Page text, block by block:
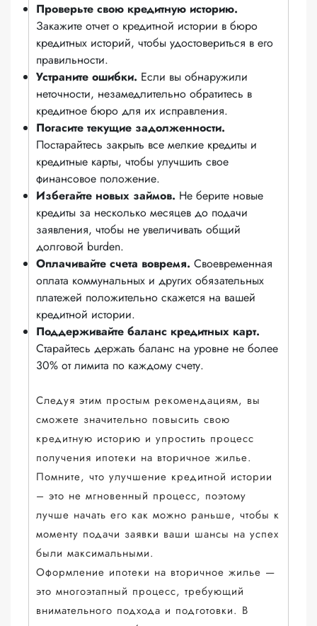
Проверьте свою кредитную историю.
Закажите отчет о кредитной истории в бюро
кредитных историй, чтобы удостовериться в его
правильности.
Устраните ошибки. Если вы обнаружили
неточности, незамедлительно обратитесь в
кредитное бюро для их исправления.
Погасите текущие задолженности.
Постарайтесь закрыть все мелкие кредиты и
кредитные карты, чтобы улучшить свое
финансовое положение.
Избегайте новых займов. Не берите новые
кредиты за несколько месяцев до подачи
заявления, чтобы не увеличивать общий
долговой burden.
Оплачивайте счета вовремя. Своевременная
оплата коммунальных и других обязательных
платежей положительно скажется на вашей
кредитной истории.
Поддерживайте баланс кредитных карт.
Старайтесь держать баланс на уровне не более
30% от лимита по каждому счету.
Следуя этим простым рекомендациям, вы
сможете значительно повысить свою
кредитную историю и упростить процесс
получения ипотеки на вторичное жилье.
Помните, что улучшение кредитной истории
– это не мгновенный процесс, поэтому
лучше начать его как можно раньше, чтобы к
моменту подачи заявки ваши шансы на успех
были максимальными.
Оформление ипотеки на вторичное жилье —
это многоэтапный процесс, требующий
внимательного подхода и подготовки. В